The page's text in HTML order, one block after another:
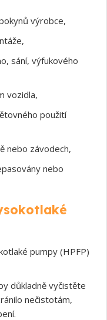
výrobce,
sání, výfukového
vozidla,
použití
nebo závodech,
nebo
pumpy (HPFP)
důkladně vyčistěte
nečistotám,